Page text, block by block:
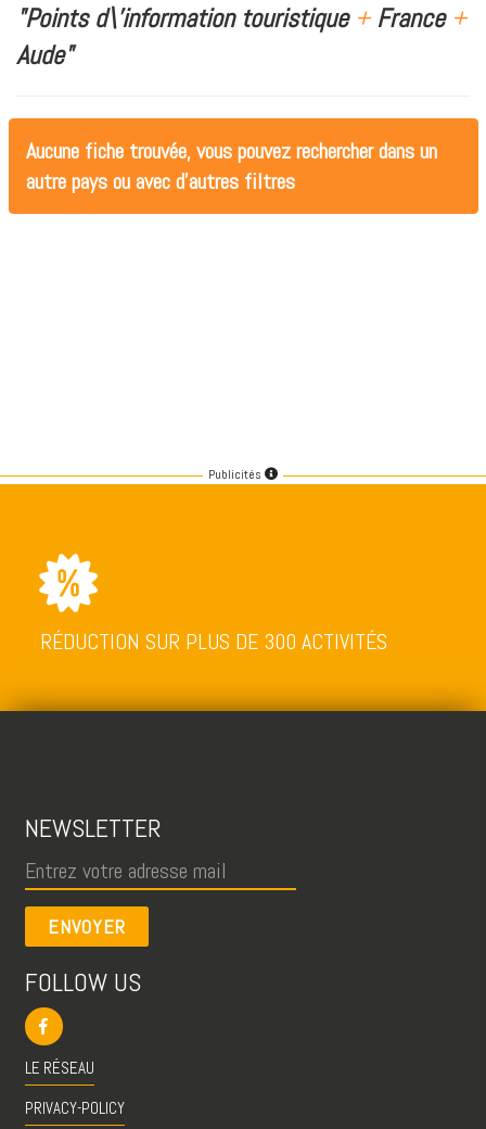
"Points d\'information touristique +France +
Aude"
Aucune fiche trouvée, vous pouvez rechercher dans un
autre pays ou avec d'autres filtres
Publicités
RÉDUCTION SUR PLUS DE 300 ACTIVITÉS
NEWSLETTER
ENVOYER
FOLLOW US
LE RÉSEAU
PRIVACY-POLICY